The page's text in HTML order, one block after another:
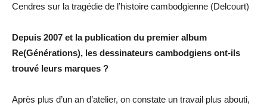
Cendres sur la tragédie de l’histoire cambodgienne (Delcourt)
Depuis 2007 et la publication du premier album
Re(Générations), les dessinateurs cambodgiens ont-ils
trouvé leurs marques ?
Après plus d’un an d’atelier, on constate un travail plus abouti,